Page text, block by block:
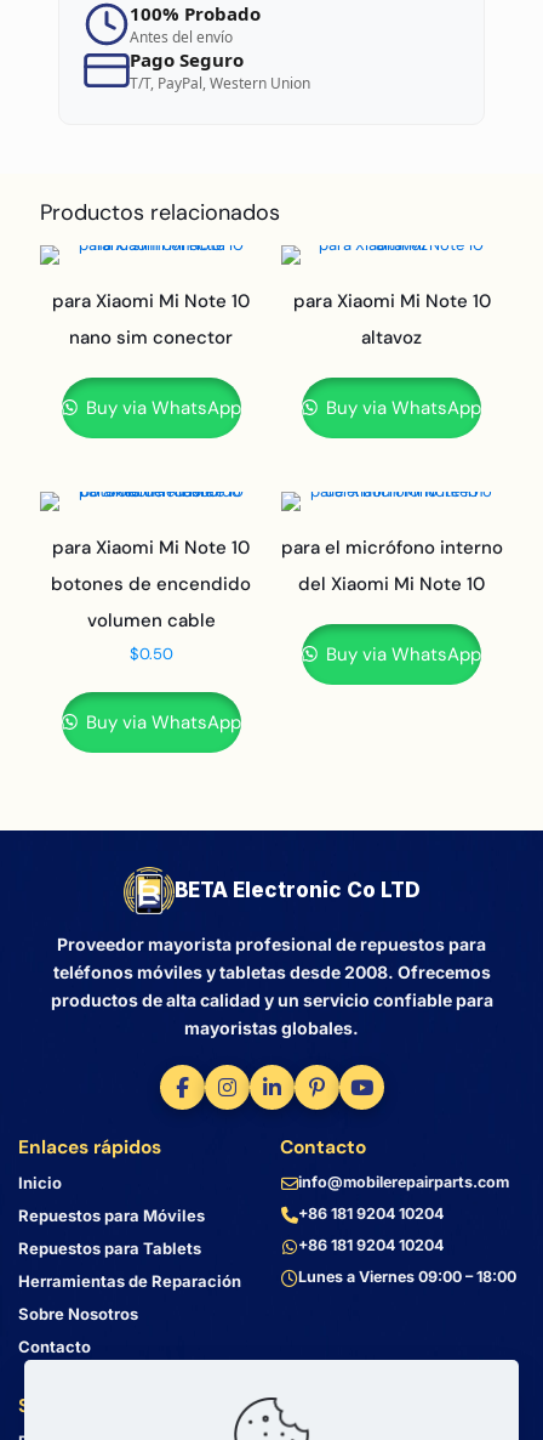
100% Probado
Antes del envío
Pago Seguro
T/T, PayPal, Western Union
Productos relacionados
para Xiaomi Mi Note 10
nano sim conector
Buy via WhatsApp
para Xiaomi Mi Note 10
altavoz
Buy via WhatsApp
para Xiaomi Mi Note 10
botones de encendido
volumen cable
$0.50
Buy via WhatsApp
para el micrófono interno
del Xiaomi Mi Note 10
Buy via WhatsApp
BETA Electronic Co LTD
Proveedor mayorista profesional de repuestos para
teléfonos móviles y tabletas desde 2008. Ofrecemos
productos de alta calidad y un servicio confiable para
mayoristas globales.
Enlaces rápidos
Inicio
Repuestos para Móviles
Repuestos para Tablets
Herramientas de Reparación
Sobre Nosotros
Contacto
Servicio al Cliente
Contacto
info@mobilerepairparts.com
+86 181 9204 10204
+86 181 9204 10204
Lunes a Viernes 09:00 – 18:00
Dirección